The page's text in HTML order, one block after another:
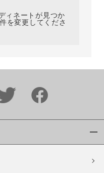
ィネートが見つか
を変更してくださ